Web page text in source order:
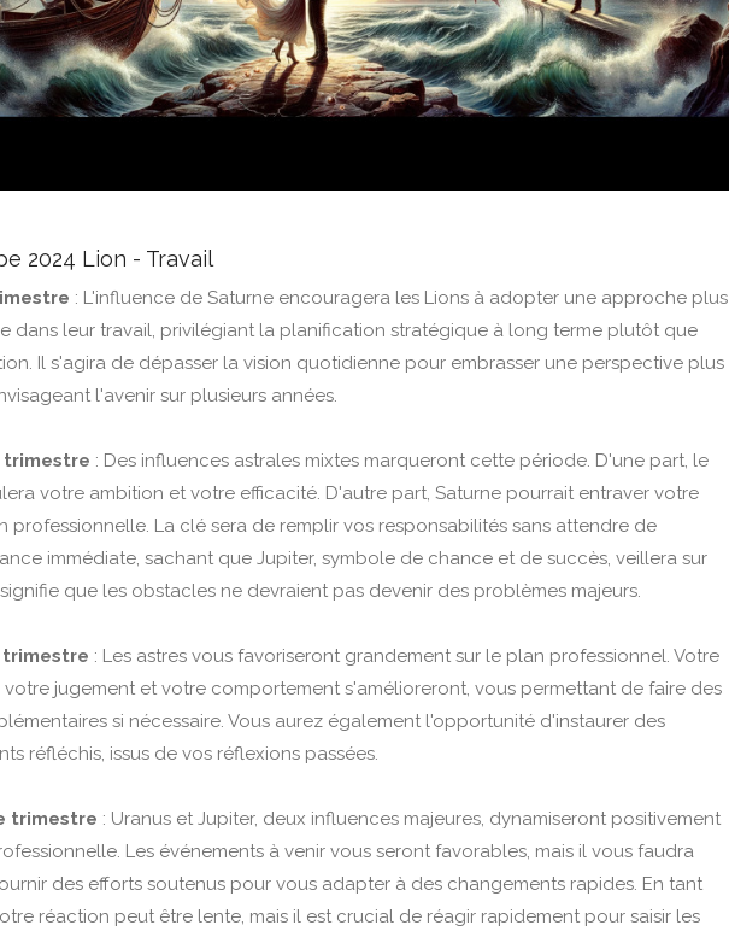
2024 Lion - Travail
: L'influence de Saturne encouragera les Lions à adopter une approche plus
dans leur travail, privilégiant la planification stratégique à long terme plutôt que
Il s'agira de dépasser la vision quotidienne pour embrasser une perspective plus
l'avenir sur plusieurs années.
trimestre : Des influences astrales mixtes marqueront cette période. D'une part, le
votre ambition et votre efficacité. D'autre part, Saturne pourrait entraver votre
professionnelle. La clé sera de remplir vos responsabilités sans attendre de
immédiate, sachant que Jupiter, symbole de chance et de succès, veillera sur
que les obstacles ne devraient pas devenir des problèmes majeurs.
trimestre : Les astres vous favoriseront grandement sur le plan professionnel. Votre
votre jugement et votre comportement s'amélioreront, vous permettant de faire des
si nécessaire. Vous aurez également l'opportunité d'instaurer des
réfléchis, issus de vos réflexions passées.
trimestre : Uranus et Jupiter, deux influences majeures, dynamiseront positivement
Les événements à venir vous seront favorables, mais il vous faudra
des efforts soutenus pour vous adapter à des changements rapides. En tant
réaction peut être lente, mais il est crucial de réagir rapidement pour saisir les